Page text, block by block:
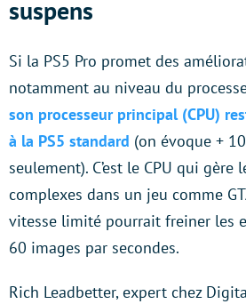
suspens
Si la PS5 Pro promet des
notamment au niveau du
son processeur principal (CPU)
à la PS5 standard (on évoque +
seulement). C’est le CPU qui gère
complexes dans un jeu comme
vitesse limité pourrait freiner les
60 images par secondes.
Rich Leadbetter, expert chez